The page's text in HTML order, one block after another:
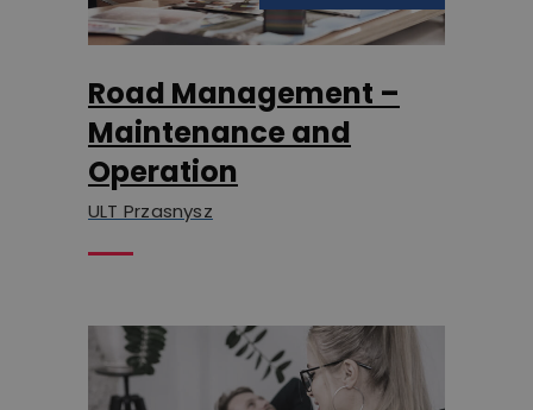
Road Management –
Maintenance and
Operation
ULT Przasnysz